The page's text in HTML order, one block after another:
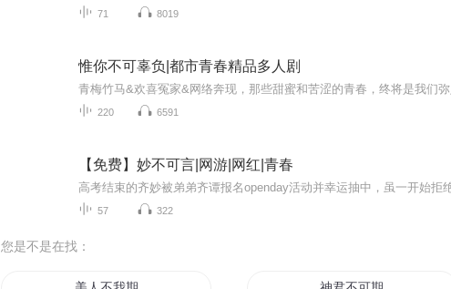
71 8019
惟你不可辜负|都市青春精品多人剧
220 6591
【免费】妙不可言|网游|网红|青春
57 322
您是不是在找：